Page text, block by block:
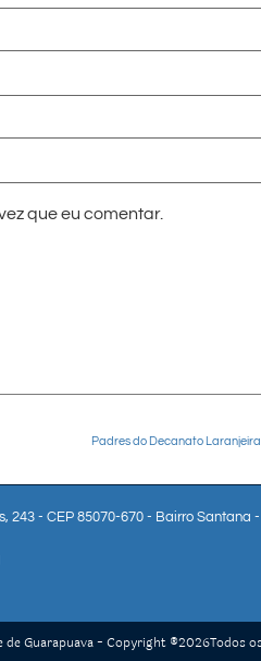
que eu comentar.
Padres do Decanato
243 - CEP 85070-670 - Bairro Santana
de Guarapuava - Copyright ®2026Todos